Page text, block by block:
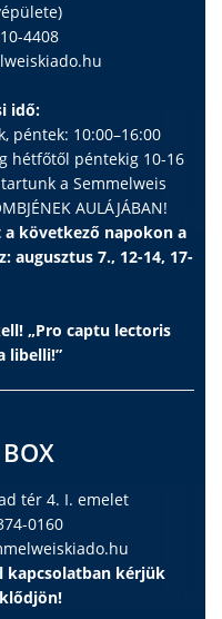
4408
idő:
péntek: 10:00–16:00
hétfőtől péntekig 10-16
a Semmelweis
AULÁJÁBAN!
következő napokon a
augusztus 7., 12-14, 17-
„Pro captu lectoris
libelli!”
BOX
tér 4. I. emelet
0160
kapcsolatban kérjük